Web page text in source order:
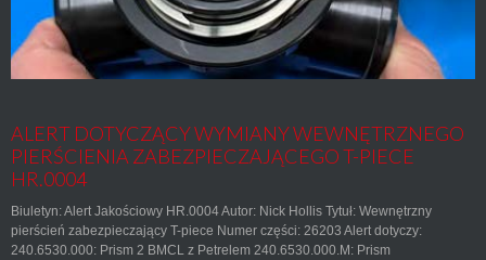
ALERT DOTYCZĄCY WYMIANY WEWNĘTRZNEGO
PIERŚCIENIA ZABEZPIECZAJĄCEGO T-PIECE
HR.0004
Biuletyn: Alert Jakościowy HR.0004 Autor: Nick Hollis Tytuł: Wewnętrzny
pierścień zabezpieczający T-piece Numer części: 26203 Alert dotyczy:
240.6530.000: Prism 2 BMCL z Petrelem 240.6530.000.M: Prism